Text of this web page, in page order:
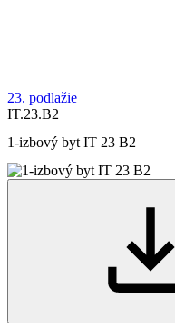
23. podlažie
IT.23.B2
1-izbový byt IT 23 B2